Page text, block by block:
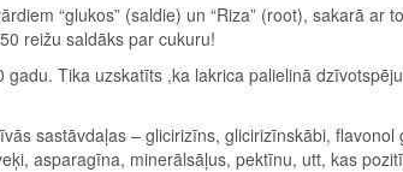
“glukos” (saldie) un “Riza” (root), sakarā ar
reižu saldāks par cukuru!
Tika uzskatīts ,ka lakrica palielinā
sastāvdaļas – glicirizīns, glicirizīnskābi, flavonol
asparagīna, minerālsāļus, pektīnu, utt, kas